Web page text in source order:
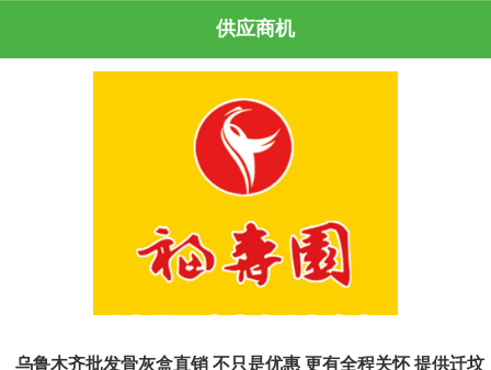
供应商机
乌鲁木齐批发骨灰盒直销 不只是优惠 更有全程关怀 提供迁坟